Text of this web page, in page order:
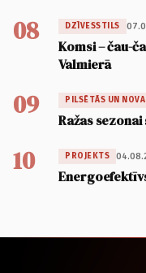
08 DZĪVESSTILS
Komsi – čau-
Valmierā
09 PILSĒTĀS UN
Ražas
10 PROJEKTS